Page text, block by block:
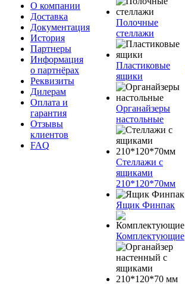
О компании
Доставка
Документация
История
Партнеры
Информация
о партнёрах
Реквизиты
Дилерам
Оплата и
гарантия
Отзывы
клиентов
FAQ
Полочные
стеллажи
Пластиковые
ящики
Органайзеры
настольные
Стеллажи с
ящиками
210*120*70мм
Ящик Финпак
Комплектующие